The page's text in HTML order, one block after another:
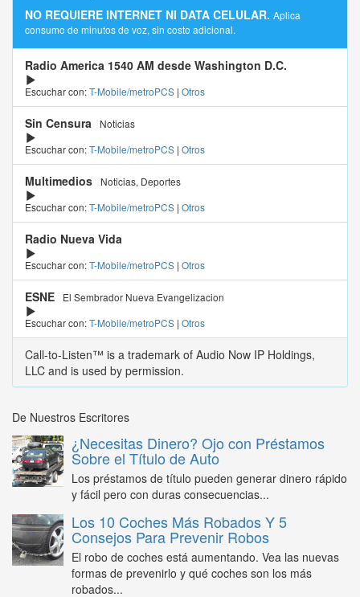
NO REQUIERE INTERNET NI DATA CELULAR. Aplica
consumo de minutos de voz, sin costo adicional.
Radio America 1540 AM desde Washington D.C.
Escuchar con:T-Mobile/metroPCS | Otros
Sin Censura
Noticias
Escuchar con:T-Mobile/metroPCS | Otros
Multimedios
Noticias, Deportes
Escuchar con:T-Mobile/metroPCS | Otros
Radio Nueva Vida
Escuchar con:T-Mobile/metroPCS | Otros
ESNE
El Sembrador Nueva Evangelizacion
Escuchar con:T-Mobile/metroPCS | Otros
Call-to-Listen™ is a trademark of Audio Now IP Holdings,
LLC and is used by permission.
De Nuestros Escritores
¿Necesitas Dinero? Ojo con Préstamos
Sobre el Título de Auto
Los préstamos de título pueden generar dinero rápido
y fácil pero con duras consecuencias...
Los 10 Coches Más Robados Y 5
Consejos Para Prevenir Robos
El robo de coches está aumentando. Vea las nuevas
formas de prevenirlo y qué coches son los más
robados...